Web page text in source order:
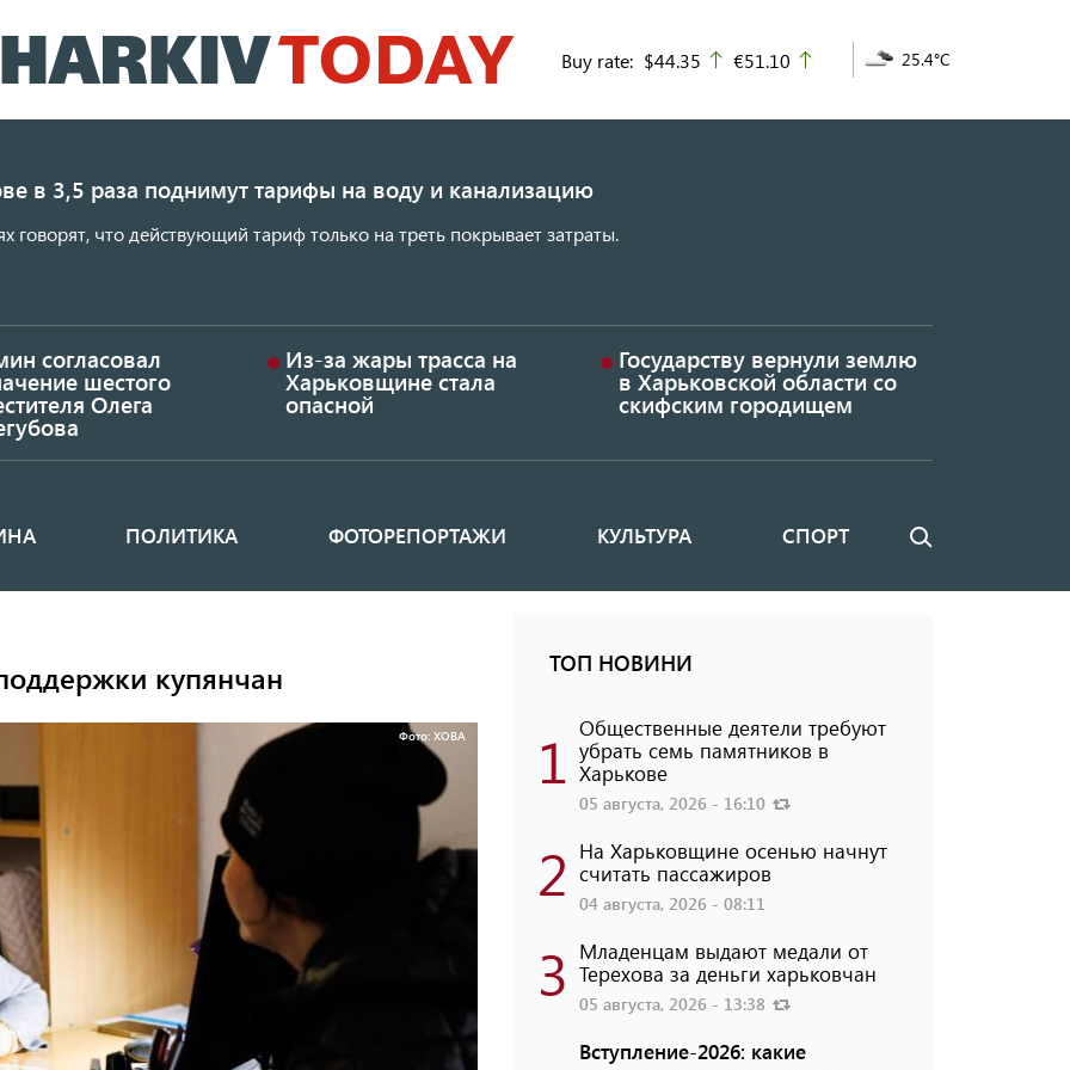
к
основному
Buy rate: $44.35 up
€51.10 25.4°C
в 3,5 раза поднимут тарифы на воду и канализацию
говорят, что действующий тариф только на треть покрывает затраты.
согласовал
шестого
Олега
Из-за жары трасса на
Харьковщине стала
опасной
Государству вернули землю
в Харьковской области со
скифским городищем
ПОЛИТИКА ФОТОРЕПОРТАЖИ КУЛЬТУРА СПОРТ Поиск
купянчан
Фото: ХОВА
ТОП НОВИНИ
1 Общественные деятели требуют
убрать семь памятников в
Харькове
05 августа, 2026 - 16:10
2 На Харьковщине осенью начнут
считать пассажиров
04 августа, 2026 - 08:11
3 Младенцам выдают медали от
Терехова за деньги харьковчан
05 августа, 2026 - 13:38
Вступление-2026: какие